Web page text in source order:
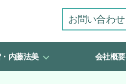
お問い合わせ
内藤法美 会社概要